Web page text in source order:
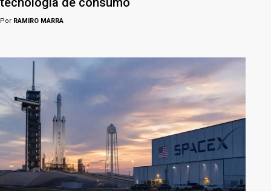
Por RAMIRO MARRA